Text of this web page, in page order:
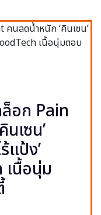
อก Pain
เซน’
แป้ง’
เนื้อนุ่ม